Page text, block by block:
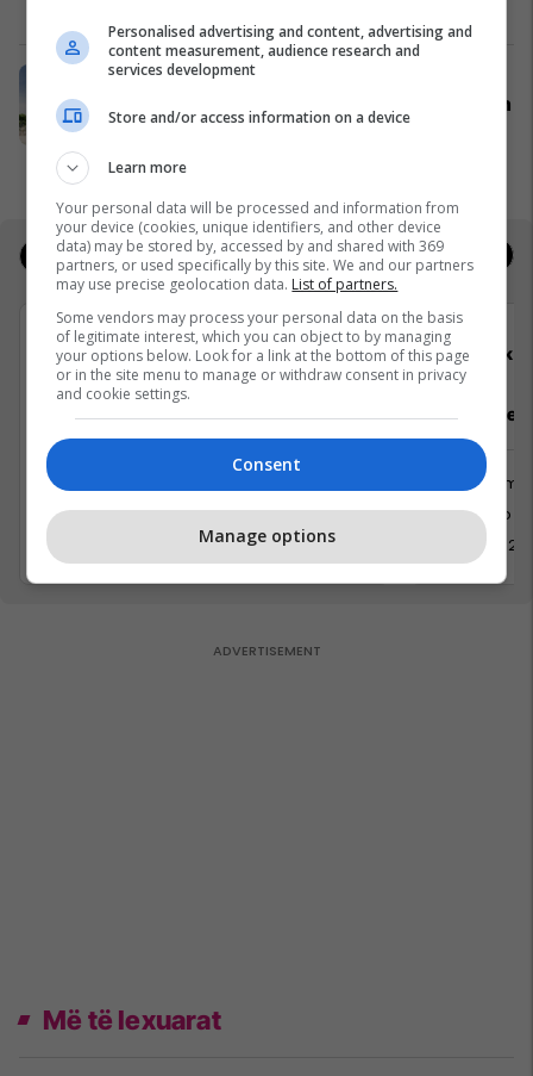
Kur vjen pranvera, vjen edhe ideja
për të investuar ndryshe - Holiday In
2
Jobs Real Estate
Viva Fresh Store
Department Menaxher/e
Prishtinë
Punëtor/e
Kosovo
6 Mars
Më të lexuarat
Personalised advertising and content, advertising and
content measurement, audience research and
services development
Store and/or access information on a device
Learn more
Your personal data will be processed and information from
your device (cookies, unique identifiers, and other device
data) may be stored by, accessed by and shared with 369
partners, or used specifically by this site. We and our partners
may use precise geolocation data. List of partners.
Some vendors may process your personal data on the basis
of legitimate interest, which you can object to by managing
your options below. Look for a link at the bottom of this page
or in the site menu to manage or withdraw consent in privacy
and cookie settings.
Consent
Manage options